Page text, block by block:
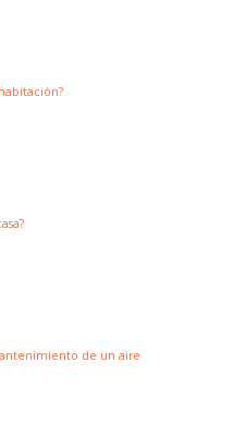
de un aire